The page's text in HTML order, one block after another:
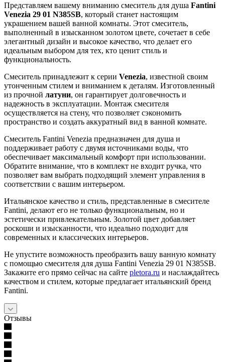
Представляем вашему вниманию смеситель для душа Fantini
Venezia 29 01 N385SB, который станет настоящим
украшением вашей ванной комнаты. Этот смеситель,
выполненный в изысканном золотом цвете, сочетает в себе
элегантный дизайн и высокое качество, что делает его
идеальным выбором для тех, кто ценит стиль и
функциональность.
Смеситель принадлежит к серии Venezia, известной своим
утонченным стилем и вниманием к деталям. Изготовленный
из прочной латуни, он гарантирует долговечность и
надежность в эксплуатации. Монтаж смесителя
осуществляется на стену, что позволяет сэкономить
пространство и создать аккуратный вид в ванной комнате.
Смеситель Fantini Venezia предназначен для душа и
поддерживает работу с двумя источниками воды, что
обеспечивает максимальный комфорт при использовании.
Обратите внимание, что в комплект не входит ручка, что
позволяет вам выбрать подходящий элемент управления в
соответствии с вашим интерьером.
Итальянское качество и стиль, представленные в смесителе
Fantini, делают его не только функциональным, но и
эстетически привлекательным. Золотой цвет добавляет
роскоши и изысканности, что идеально подходит для
современных и классических интерьеров.
Не упустите возможность преобразить вашу ванную комнату
с помощью смесителя для душа Fantini Venezia 29 01 N385SB.
Закажите его прямо сейчас на сайте pletora.ru и наслаждайтесь
качеством и стилем, которые предлагает итальянский бренд
Fantini.
Отзывы